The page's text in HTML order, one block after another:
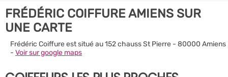
FRÉDÉRIC COIFFURE AMIENS SUR
UNE CARTE
Frédéric Coiffure est situé au 152 chauss St Pierre - 80000 Amiens
- Voir sur google maps